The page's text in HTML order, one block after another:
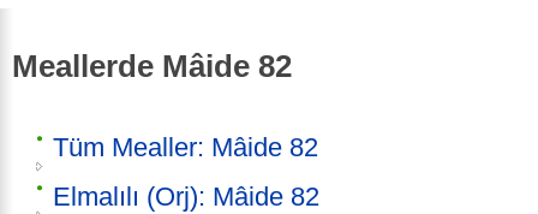
Meallerde Mâide 82
Tüm Mealler: Mâide 82
Elmalılı (Orj): Mâide 82